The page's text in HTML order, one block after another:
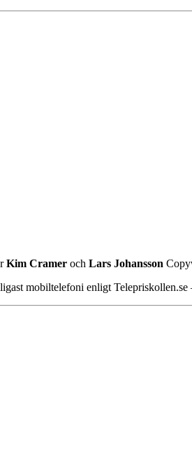
Kim Cramer och Lars Johansson
mobiltelefoni enligt